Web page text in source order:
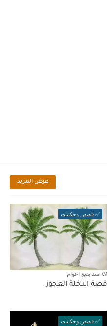
عرض المزيد
✅ قصص وحكايات
منذ بضع اعوام
قصة النخلة العجوز
✅ قصص وحكايات